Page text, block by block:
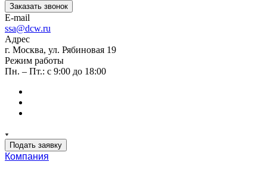
Заказать звонок
E-mail
ssa@dcw.ru
Адрес
г. Москва, ул. Рябиновая 19
Режим работы
Пн. – Пт.: с 9:00 до 18:00
Подать заявку
Компания